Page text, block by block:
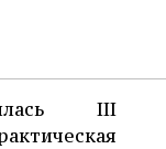
III